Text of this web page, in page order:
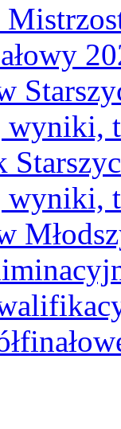
wyniki,
wyniki,